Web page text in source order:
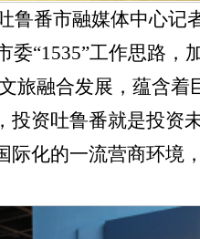
鲁番市融媒体中心记
委“1535”工作思路，
旅融合发展，蕴含
资吐鲁番就是投资
化的一流营商环境